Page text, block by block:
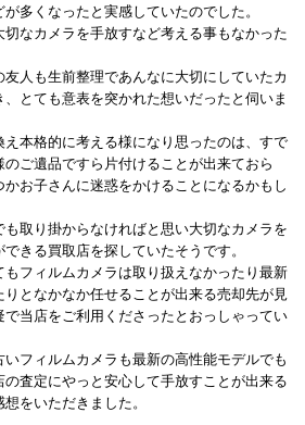
多くなったと実感していたのでした。
なカメラを手放すなど考える事もなかった
人も生前整理であんなに大切にしていたカ
とても意表を突かれた想いだったと伺いま
本格的に考える様になり思ったのは、すで
ご遺品ですら片付けることが出来ておら
お子さんに迷惑をかけることになるかもし
取り掛からなければと思い大切なカメラを
きる買取店を探していたそうです。
フィルムカメラは取り扱えなかったり最新
となかなか任せることが出来る売却先が見
当店をご利用くださったとおっしゃってい
フィルムカメラも最新の高性能モデルでも
査定にやっと安心して手放すことが出来る
をいただきました。